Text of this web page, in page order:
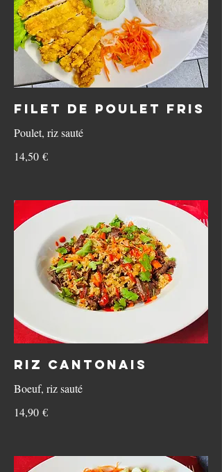
Filet de poulet fris
Poulet, riz sauté
14,50 €
Riz cantonais
Boeuf, riz sauté
14,90 €